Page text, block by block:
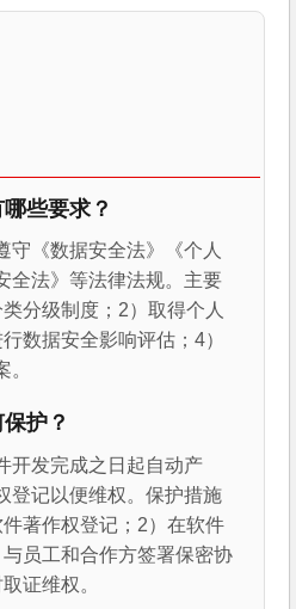
些要求？
守《数据安全法》《个人
全法》等法律法规。主要
分级制度；2）取得个人
数据安全影响评估；4）
护？
开发完成之日起自动产
登记以便维权。保护措施
著作权登记；2）在软件
员工和合作方签署保密协
证维权。